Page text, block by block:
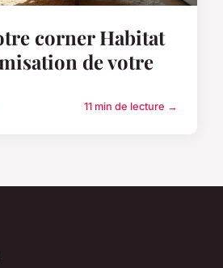
corner Habitat
de votre
11 min de lecture →